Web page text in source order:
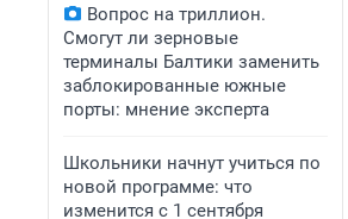
Вопрос на триллион.
Смогут ли зерновые
терминалы Балтики заменить
заблокированные южные
порты: мнение эксперта
Школьники начнут учиться по
новой программе: что
изменится с 1 сентября